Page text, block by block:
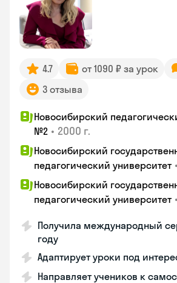
4.7 от 1090 ₽ за урок
3 отзыва
Новосибирский
№2 • 2000 г.
Новосибирский
педагогический университет •
Новосибирский
педагогический университет •
Получила международный
году
Адаптирует уроки под
Направляет учеников к